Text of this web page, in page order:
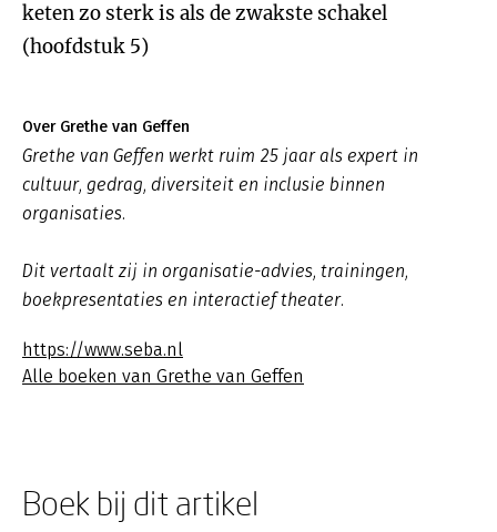
keten zo sterk is als de zwakste schakel
(hoofdstuk 5)
Over Grethe van Geffen
Grethe van Geffen werkt ruim 25 jaar als expert in
cultuur, gedrag, diversiteit en inclusie binnen
organisaties.
Dit vertaalt zij in organisatie-advies, trainingen,
boekpresentaties en interactief theater.
https://www.seba.nl
Alle boeken van Grethe van Geffen
Boek bij dit artikel